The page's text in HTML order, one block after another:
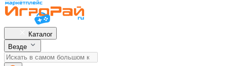
Каталог
Везде